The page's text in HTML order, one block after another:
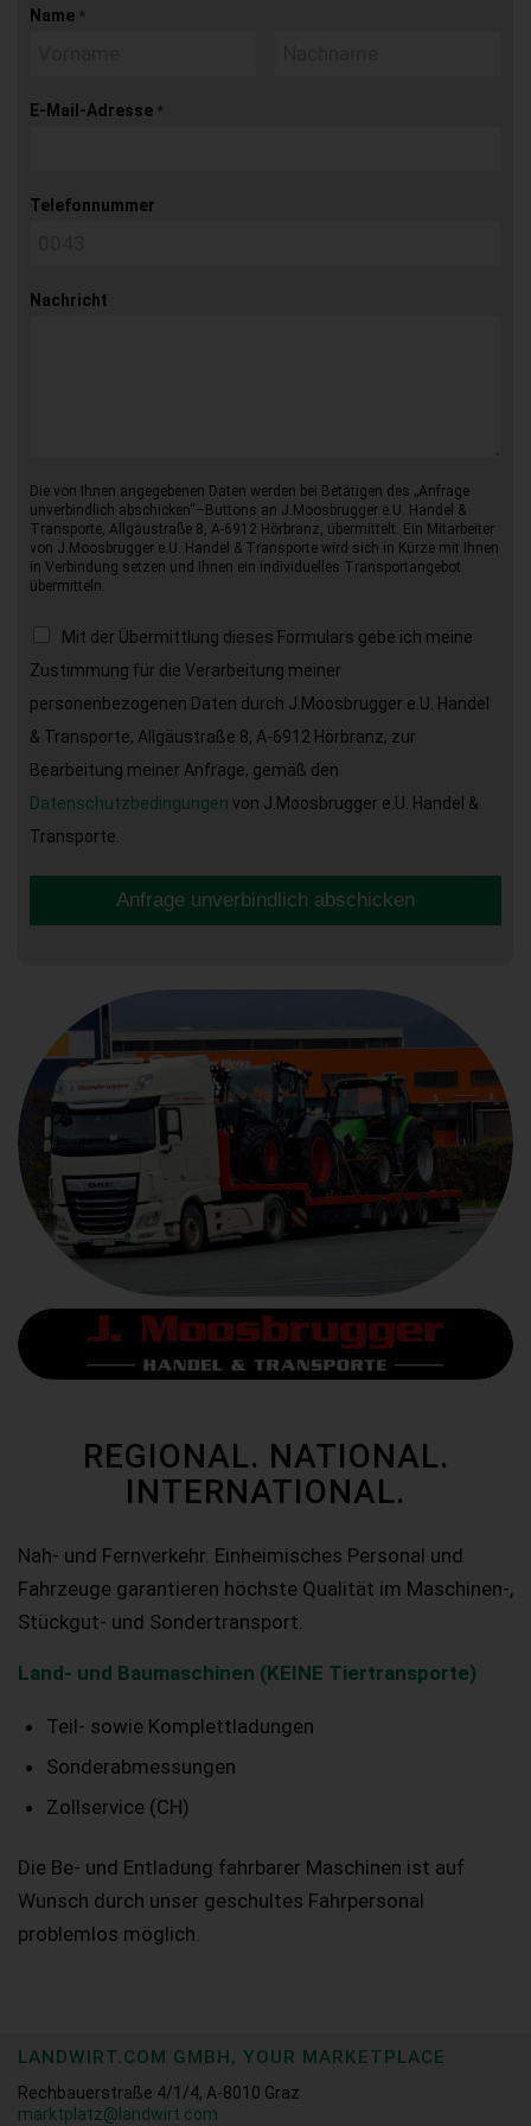
Name *
E-Mail-Adresse *
Telefonnummer
Nachricht
Die von Ihnen angegebenen Daten werden bei Betätigen des „Anfrage
unverbindlich abschicken“–Buttons an J.Moosbrugger e.U. Handel &
Transporte, Allgäustraße 8, A-6912 Hörbranz, übermittelt. Ein Mitarbeiter
von J.Moosbrugger e.U. Handel & Transporte wird sich in Kürze mit Ihnen
in Verbindung setzen und Ihnen ein individuelles Transportangebot
übermitteln.
Mit der Übermittlung dieses Formulars gebe ich meine
Zustimmung für die Verarbeitung meiner
personenbezogenen Daten durch J.Moosbrugger e.U. Handel
& Transporte, Allgäustraße 8, A-6912 Hörbranz, zur
Bearbeitung meiner Anfrage, gemäß den
Datenschutzbedingungen von J.Moosbrugger e.U. Handel &
Transporte.
Anfrage unverbindlich abschicken
REGIONAL. NATIONAL.
INTERNATIONAL.
Nah- und Fernverkehr. Einheimisches Personal und
Fahrzeuge garantieren höchste Qualität im Maschinen-,
Stückgut- und Sondertransport.
Land- und Baumaschinen (KEINE Tiertransporte)
Teil- sowie Komplettladungen
Sonderabmessungen
Zollservice (CH)
Die Be- und Entladung fahrbarer Maschinen ist auf
Wunsch durch unser geschultes Fahrpersonal
problemlos möglich.
LANDWIRT.COM GMBH, YOUR MARKETPLACE
Rechbauerstraße 4/1/4, A-8010 Graz
marktplatz@landwirt.com